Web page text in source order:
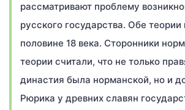
рассматривают проблему
русского государства. Обе теории
половине 18 века. Сторонники
теории считали, что не только
династия была норманской, но и
Рюрика у древних славян